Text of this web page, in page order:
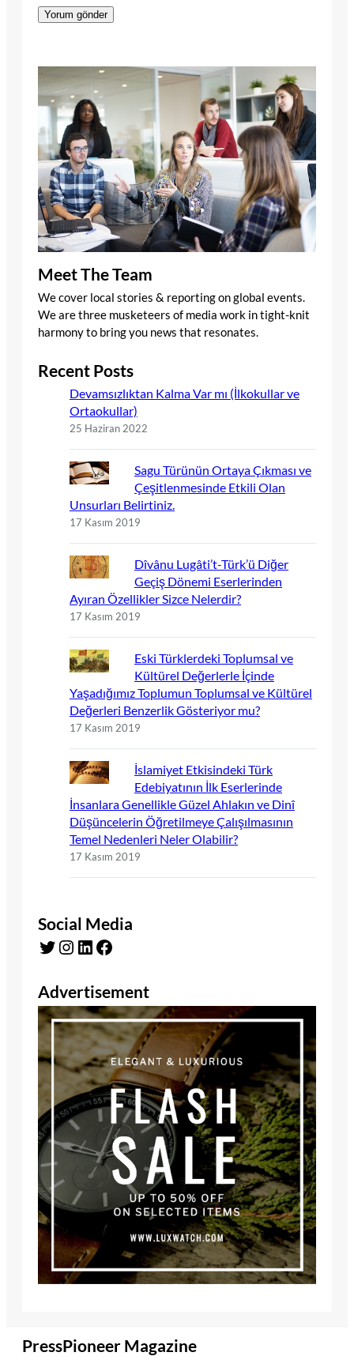
Meet The Team
We cover local stories & reporting on global events.
We are three musketeers of media work in tight-knit
harmony to bring you news that resonates.
Recent Posts
Devamsızlıktan Kalma Var mı (İlkokullar ve
Ortaokullar)
25 Haziran 2022
Sagu Türünün Ortaya Çıkması ve
Çeşitlenmesinde Etkili Olan
Unsurları Belirtiniz.
17 Kasım 2019
Dîvânu Lugâti’t-Türk’ü Diğer
Geçiş Dönemi Eserlerinden
Ayıran Özellikler Sizce Nelerdir?
17 Kasım 2019
Eski Türklerdeki Toplumsal ve
Kültürel Değerlerle İçinde
Yaşadığımız Toplumun Toplumsal ve Kültürel
Değerleri Benzerlik Gösteriyor mu?
17 Kasım 2019
İslamiyet Etkisindeki Türk
Edebiyatının İlk Eserlerinde
İnsanlara Genellikle Güzel Ahlakın ve Dinî
Düşüncelerin Öğretilmeye Çalışılmasının
Temel Nedenleri Neler Olabilir?
17 Kasım 2019
Social Media
Twitter Instagram LinkedIn Facebook
Advertisement
PressPioneer Magazine